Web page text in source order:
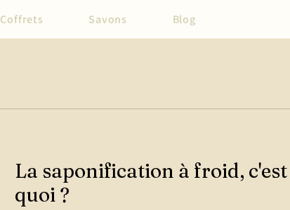
Coffrets Savons Blog
La saponification à froid, c'est
quoi ?